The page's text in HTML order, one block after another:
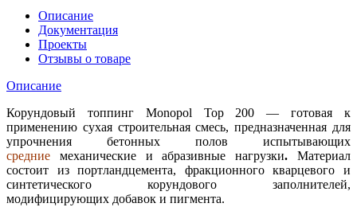
Описание
Документация
Проекты
Отзывы о товаре
Описание
Корундовый топпинг Monopol Top 200 — готовая к
применению сухая строительная смесь, предназначенная для
упрочнения бетонных полов испытывающих
средние механические и абразивные нагрузки. Материал
состоит из портландцемента, фракционного кварцевого и
синтетического корундового заполнителей,
модифицирующих добавок и пигмента.